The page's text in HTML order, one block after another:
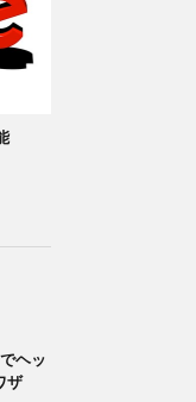
ヘッ
ザ